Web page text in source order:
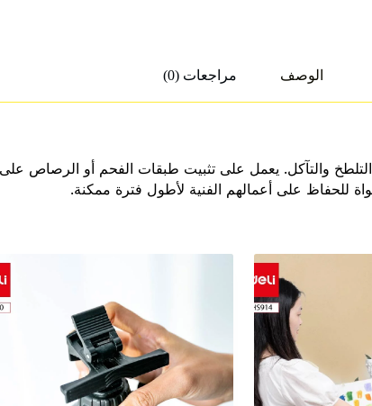
الوصف مراجعات (0)
الفنية من التلطخ والتآكل. يعمل على تثبيت طبقات الفحم أو
للحفاظ على أعمالهم الفنية لأطول فترة ممكنة.